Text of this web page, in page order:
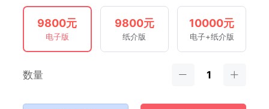
9800元
电子版
9800元
纸介版
10000元
电子+纸介版
数量